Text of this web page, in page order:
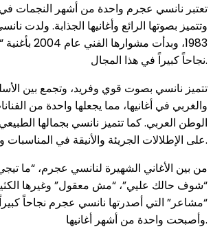
تعتبر نانسي عجرم واحدة من أشهر النجمات
وتتميز بصوتها الرائع وأغانيها الجذابة. ولدت
1983، وبدأت
نجاحاً كبيراً في هذا المجال.
تتميز نانسي بصوت قوي وفريد، وتجمع بين
والغربي في أغانيها، مما يجعلها واحدة من
الوطن العربي. كما تتميز نانسي بجمالها
على الإطلالات الجريئة والأنيقة في المناسبات والحفلات.
من بين الأغاني الشهيرة لنانسي عجرم، “ما تيجي
“شوف حالك عليي”، “مش معقول” وغيرها
“مشاعر” التي أصدرتها نانسي عجرم نجاحاً
وأصبحت واحدة من أشهر أغانيها.